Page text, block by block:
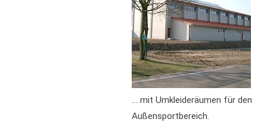
… mit Umkleideräumen für den
Außensportbereich.